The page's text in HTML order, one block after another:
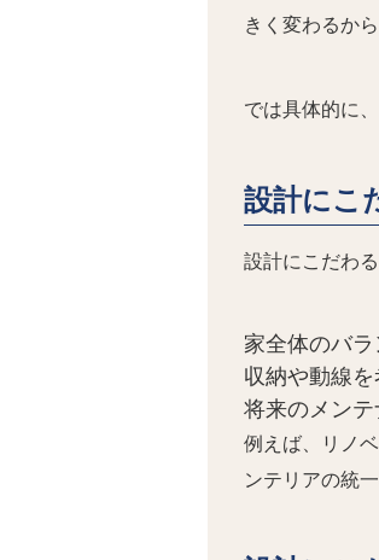
きく変わるから
では具体的に
設計にこ
設計にこだわ
家全体のバ
収納や動線
将来のメン
例えば、リノ
ンテリアの統